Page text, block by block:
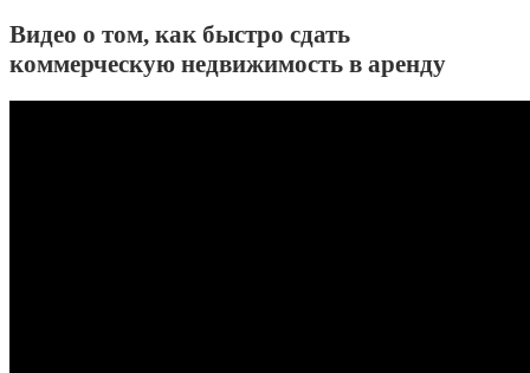
Видео о том, как быстро сдать
коммерческую недвижимость в аренду